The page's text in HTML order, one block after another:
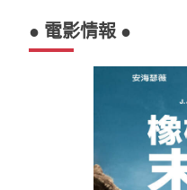
● 電影情報 ●